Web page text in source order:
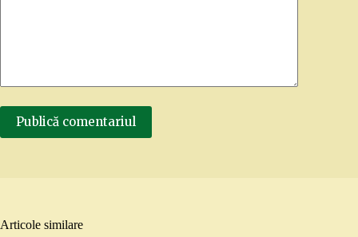
Publică comentariul
Articole similare